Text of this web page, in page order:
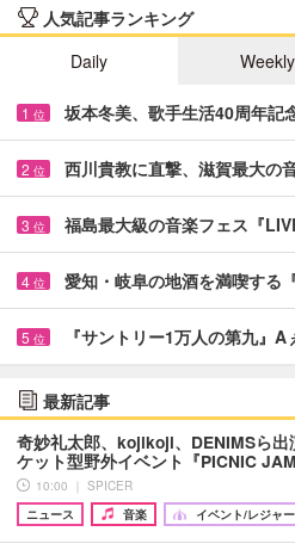
人気記事ランキング
Daily
Weekly
1 位 坂本冬美、歌手生活40周年
2 位 西川貴教に直撃、滋賀最大の
3 位 福島最大級の音楽フェス『
4 位 愛知・岐阜の地酒を満喫する
5 位 『サントリー1万人の第九
最新記事
奇妙礼太郎、kojikoji、DENIMSら出
ケット型野外イベント『PICNIC
10:00 ｜ SPICER
ニュース
音楽 イベント/レジャー